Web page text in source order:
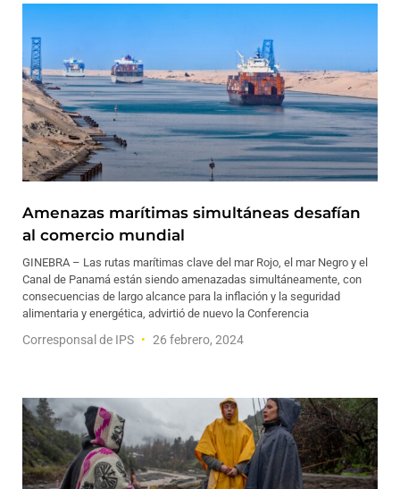
Amenazas marítimas simultáneas desafían
al comercio mundial
GINEBRA – Las rutas marítimas clave del mar Rojo, el mar Negro y el
Canal de Panamá están siendo amenazadas simultáneamente, con
consecuencias de largo alcance para la inflación y la seguridad
alimentaria y energética, advirtió de nuevo la Conferencia
Corresponsal de IPS 26 febrero, 2024